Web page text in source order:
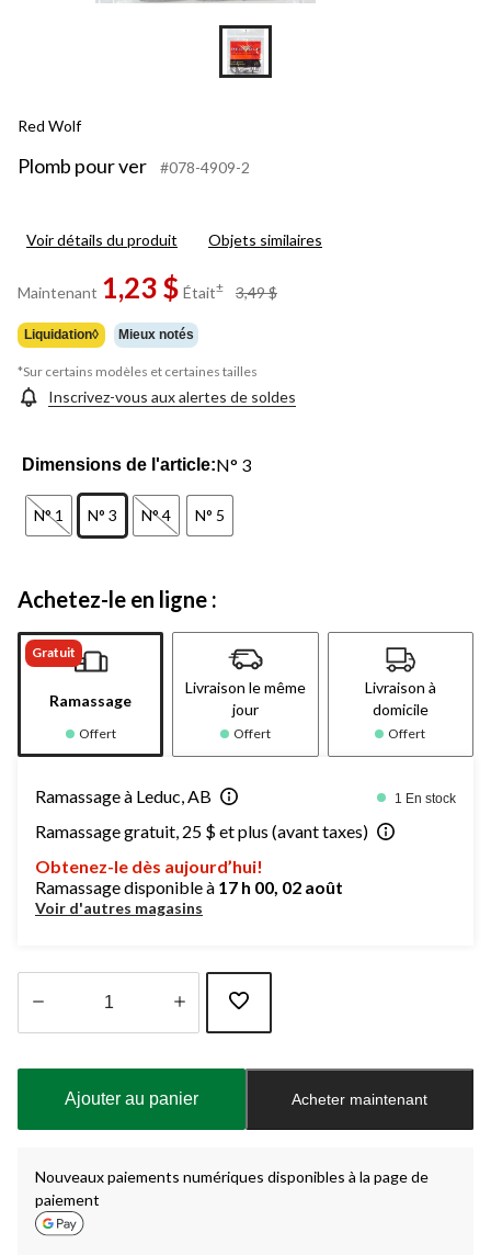
Red Wolf
Plomb pour ver #078-4909-2
Voir détails du produit Objets similaires
Maintenant 1,23 $ Était± 3,49 $
Liquidation◊ Mieux notés
*Sur certains modèles et certaines tailles
Inscrivez-vous aux alertes de soldes
Dimensions de l'article:N° 3
N° 1 N° 3 N° 4 N° 5
Achetez-le en ligne :
Gratuit
Ramassage
Offert
Livraison le même
jour
Offert
Livraison à
domicile
Offert
Ramassage à Leduc, AB 1 En stock
Ramassage gratuit, 25 $ et plus (avant taxes)
Obtenez-le dès aujourd’hui!
Ramassage disponible à 17 h 00, 02 août
Voir d'autres magasins
à
Ajouter au panier Acheter maintenant
Nouveaux paiements numériques disponibles à la page de
paiement